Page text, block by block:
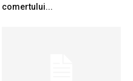
comertului...